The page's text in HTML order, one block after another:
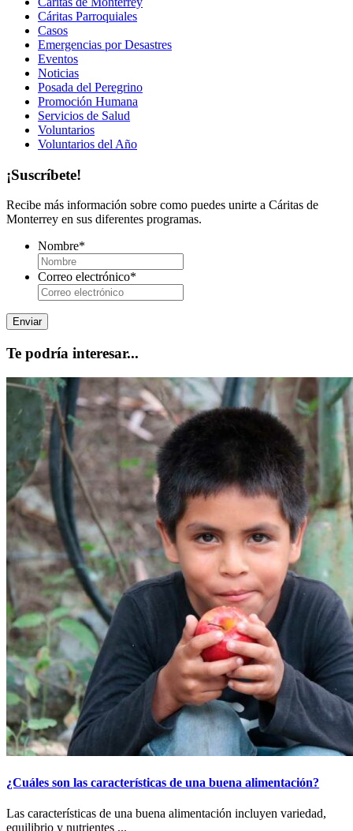
Cáritas Parroquiales
Casos
Emergencias por Desastres
Eventos
Noticias
Posada del Peregrino
Promoción Humana
Servicios de Salud
Voluntarios
Voluntarios del Año
¡Suscríbete!
Recibe más información sobre como puedes unirte a Cáritas de
Monterrey en sus diferentes programas.
Nombre*
Correo electrónico*
Te podría interesar...
¿Cuáles son las características de una buena alimentación?
Las características de una buena alimentación incluyen variedad,
equilibrio y nutrientes ...